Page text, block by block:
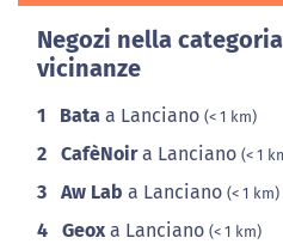
Negozi nella
vicinanze
1 Bata a Lanciano (< 1 km)
2 CafèNoira Lanciano (< 1
3 Aw Lab a Lanciano (< 1 km)
4 Geox a Lanciano (< 1 km)